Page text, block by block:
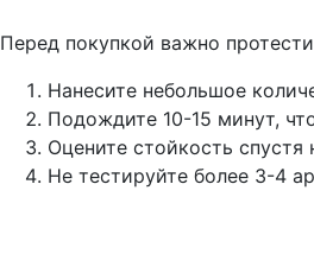
Перед покупкой важно
Нанесите небольшое
Подождите 10-15 минут,
Оцените стойкость спустя
Не тестируйте более 3-4